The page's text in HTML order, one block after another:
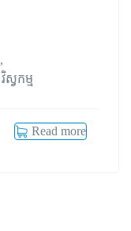
វិស្វកម្ម
Read more